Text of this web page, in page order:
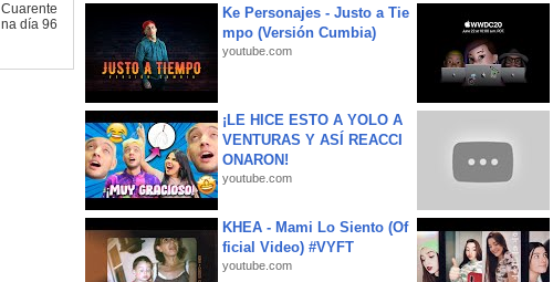
Cuarente
na día 96
Ke Personajes - Justo a Tie
mpo (Versión Cumbia)
youtube.com
¡LE HICE ESTO A YOLO A
VENTURAS Y ASÍ REACCI
ONARON!
youtube.com
KHEA - Mami Lo Siento (Of
ficial Video) #VYFT
youtube.com